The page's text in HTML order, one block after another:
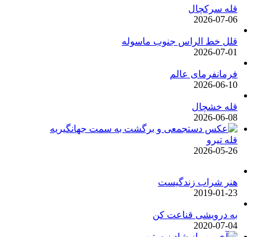
قله سرکچال
2026-07-06
قلل خط الراس جنوب ماسوله
2026-07-01
فرمانفرمای عالم
2026-06-10
قله خشچال
2026-06-08
قله تیرو
2026-05-26
هنر شراب زندگیست
2019-01-23
به درویشی قناعت کن
2020-07-04